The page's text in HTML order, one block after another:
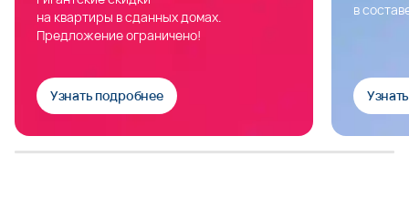
на квартиры в сданных домах.
Предложение ограничено!
Узнать подробнее
в